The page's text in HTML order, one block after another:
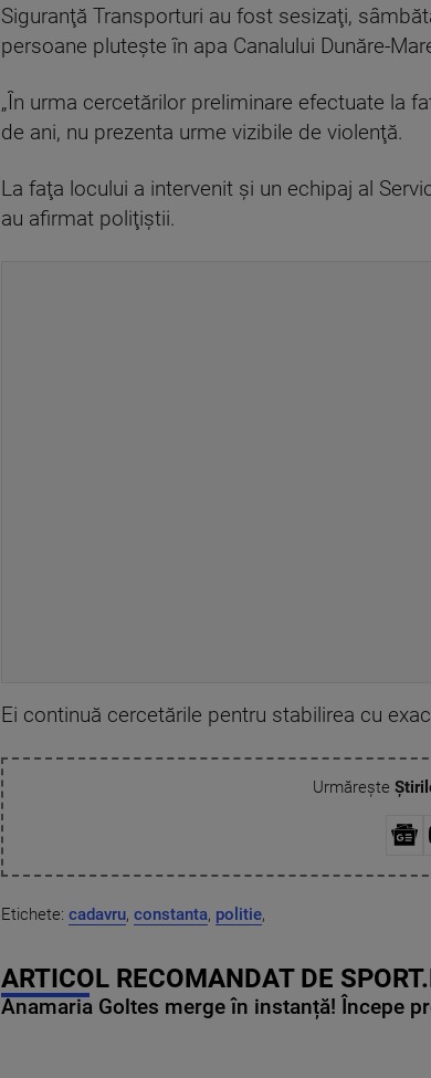
Siguranţă Transporturi au fost sesizaţi,
persoane pluteşte în apa Canalului Dunăre-
„În urma cercetărilor preliminare efectuate la
de ani, nu prezenta urme vizibile de violenţă.
La faţa locului a intervenit şi un echipaj al
au afirmat poliţiştii.
Ei continuă cercetările pentru stabilirea cu
Urmărește
Etichete: cadavru, constanta, politie,
ARTICOL RECOMANDAT DE
Anamaria Goltes merge în instanță! Începe